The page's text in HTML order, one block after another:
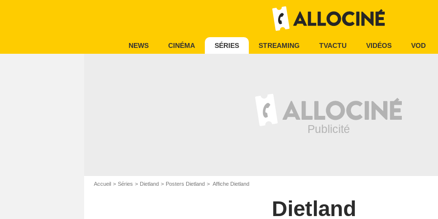
NEWS CINÉMA SÉRIES STREAMING TVACTU VIDÉOS VOD
Accueil Séries Dietland Posters Dietland Affiche Dietland
Dietland